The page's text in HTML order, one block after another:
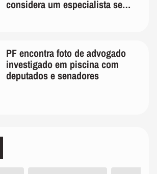
considera um especialista se
PF encontra foto de advogado
investigado em piscina com
deputados e senadores